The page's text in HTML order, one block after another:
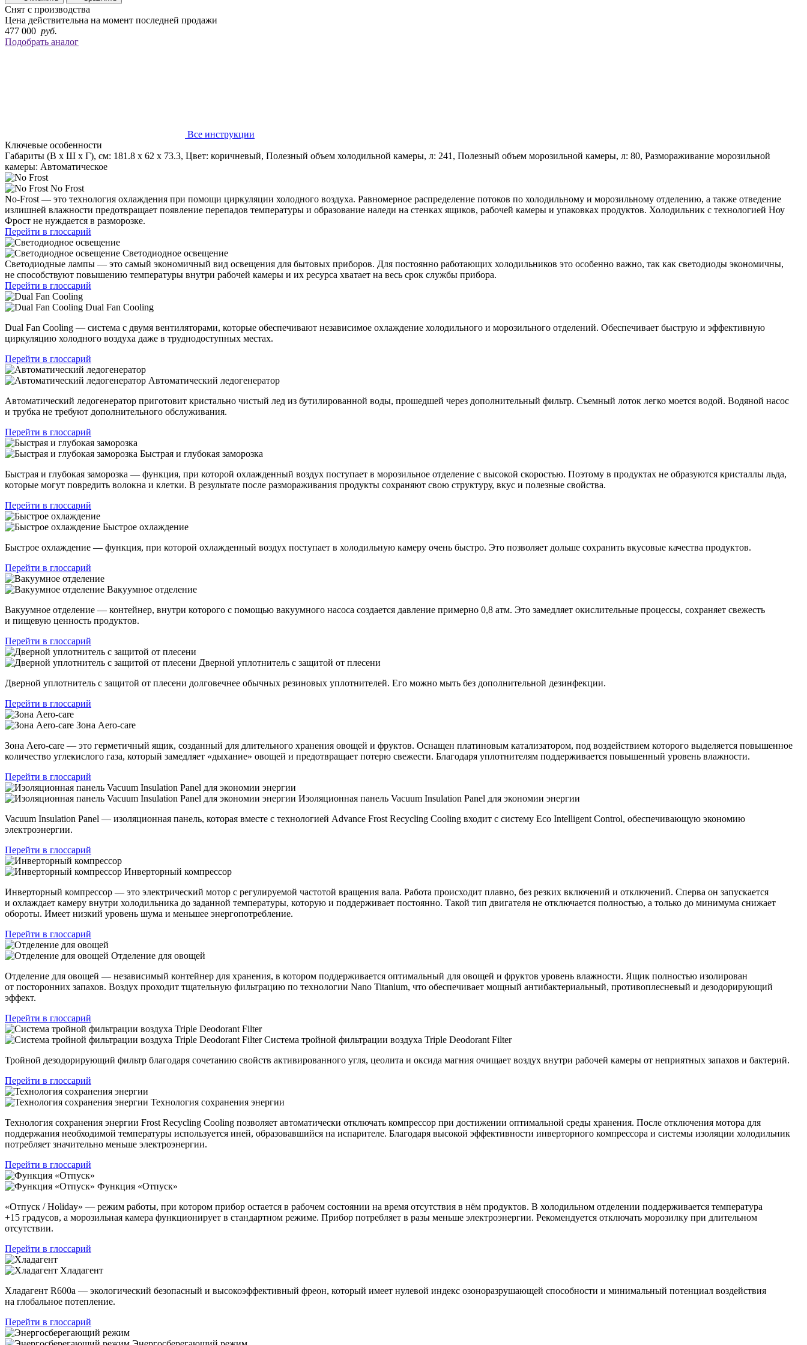
Снят с производства
Цена действительна на момент последней продажи
477 000 руб.
Подобрать аналог
Все инструкции
Ключевые особенности
Габариты (В х Ш х Г), см: 181.8 х 62 х 73.3, Цвет: коричневый, Полезный объем холодильной камеры, л: 241, Полезный объем морозильной камеры, л: 80, Размораживание морозильной
камеры: Автоматическое
No Frost
No-Frost — это технология охлаждения при помощи циркуляции холодного воздуха. Равномерное распределение потоков по холодильному и морозильному отделению, а также отведение
излишней влажности предотвращает появление перепадов температуры и образование наледи на стенках ящиков, рабочей камеры и упаковках продуктов. Холодильник с технологией Ноу
Фрост не нуждается в разморозке.
Перейти в глоссарий
Светодиодное освещение
Светодиодные лампы — это самый экономичный вид освещения для бытовых приборов. Для постоянно работающих холодильников это особенно важно, так как светодиоды экономичны,
не способствуют повышению температуры внутри рабочей камеры и их ресурса хватает на весь срок службы прибора.
Перейти в глоссарий
Dual Fan Cooling
Dual Fan Cooling — система с двумя вентиляторами, которые обеспечивают независимое охлаждение холодильного и морозильного отделений. Обеспечивает быструю и эффективную
циркуляцию холодного воздуха даже в труднодоступных местах.
Перейти в глоссарий
Автоматический ледогенератор
Автоматический ледогенератор приготовит кристально чистый лед из бутилированной воды, прошедшей через дополнительный фильтр. Съемный лоток легко моется водой. Водяной насос
и трубка не требуют дополнительного обслуживания.
Перейти в глоссарий
Быстрая и глубокая заморозка
Быстрая и глубокая заморозка — функция, при которой охлажденный воздух поступает в морозильное отделение с высокой скоростью. Поэтому в продуктах не образуются кристаллы льда,
которые могут повредить волокна и клетки. В результате после размораживания продукты сохраняют свою структуру, вкус и полезные свойства.
Перейти в глоссарий
Быстрое охлаждение
Быстрое охлаждение — функция, при которой охлажденный воздух поступает в холодильную камеру очень быстро. Это позволяет дольше сохранить вкусовые качества продуктов.
Перейти в глоссарий
Вакуумное отделение
Вакуумное отделение — контейнер, внутри которого с помощью вакуумного насоса создается давление примерно 0,8 атм. Это замедляет окислительные процессы, сохраняет свежесть
и пищевую ценность продуктов.
Перейти в глоссарий
Дверной уплотнитель с защитой от плесени
Дверной уплотнитель с защитой от плесени долговечнее обычных резиновых уплотнителей. Его можно мыть без дополнительной дезинфекции.
Перейти в глоссарий
Зона Aero-care
Зона Aero-care — это герметичный ящик, созданный для длительного хранения овощей и фруктов. Оснащен платиновым катализатором, под воздействием которого выделяется повышенное
количество углекислого газа, который замедляет «дыхание» овощей и предотвращает потерю свежести. Благодаря уплотнителям поддерживается повышенный уровень влажности.
Перейти в глоссарий
Изоляционная панель Vacuum Insulation Panel для экономии энергии
Vacuum Insulation Panel — изоляционная панель, которая вместе с технологией Advance Frost Recycling Cooling входит с систему Eco Intelligent Control, обеспечивающую экономию
электроэнергии.
Перейти в глоссарий
Инверторный компрессор
Инверторный компрессор — это электрический мотор с регулируемой частотой вращения вала. Работа происходит плавно, без резких включений и отключений. Сперва он запускается
и охлаждает камеру внутри холодильника до заданной температуры, которую и поддерживает постоянно. Такой тип двигателя не отключается полностью, а только до минимума снижает
обороты. Имеет низкий уровень шума и меньшее энергопотребление.
Перейти в глоссарий
Отделение для овощей
Отделение для овощей — независимый контейнер для хранения, в котором поддерживается оптимальный для овощей и фруктов уровень влажности. Ящик полностью изолирован
от посторонних запахов. Воздух проходит тщательную фильтрацию по технологии Nano Titanium, что обеспечивает мощный антибактериальный, противоплесневый и дезодорирующий
эффект.
Перейти в глоссарий
Система тройной фильтрации воздуха Triple Deodorant Filter
Тройной дезодорирующий фильтр благодаря сочетанию свойств активированного угля, цеолита и оксида магния очищает воздух внутри рабочей камеры от неприятных запахов и бактерий.
Перейти в глоссарий
Технология сохранения энергии
Технология сохранения энергии Frost Recycling Cooling позволяет автоматически отключать компрессор при достижении оптимальной среды хранения. После отключения мотора для
поддержания необходимой температуры используется иней, образовавшийся на испарителе. Благодаря высокой эффективности инверторного компрессора и системы изоляции холодильник
потребляет значительно меньше электроэнергии.
Перейти в глоссарий
Функция «Отпуск»
«Отпуск / Holiday» — режим работы, при котором прибор остается в рабочем состоянии на время отсутствия в нём продуктов. В холодильном отделении поддерживается температура
+15 градусов, а морозильная камера функционирует в стандартном режиме. Прибор потребляет в разы меньше электроэнергии. Рекомендуется отключать морозилку при длительном
отсутствии.
Перейти в глоссарий
Хладагент
Хладагент R600a — экологический безопасный и высокоэффективный фреон, который имеет нулевой индекс озоноразрушающей способности и минимальный потенциал воздействия
на глобальное потепление.
Перейти в глоссарий